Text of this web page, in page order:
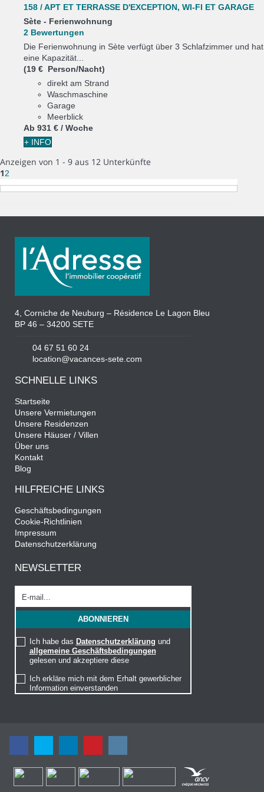
158 / APT ET TERRASSE D'EXCEPTION, WI-FI ET GARAGE
Sète - Ferienwohnung
2 Bewertungen
Die Ferienwohnung in Sète verfügt über 3 Schlafzimmer und hat
eine Kapazität...
(19 € Person/Nacht)
direkt am Strand
Waschmaschine
Garage
Meerblick
Ab 931 € / Woche
+ INFO
Anzeigen von 1 - 9 aus 12 Unterkünfte
12
4, Corniche de Neuburg – Résidence Le Lagon Bleu
BP 46 – 34200 SETE
04 67 51 60 24
location@vacances-sete.com
SCHNELLE LINKS
Startseite
Unsere Vermietungen
Unsere Residenzen
Unsere Häuser / Villen
Über uns
Kontakt
Blog
HILFREICHE LINKS
Geschäftsbedingungen
Cookie-Richtlinien
Impressum
Datenschutzerklärung
NEWSLETTER
Ich habe das Datenschutzerklärung und
allgemeine Geschäftsbedingungen
gelesen und akzeptiere diese
Ich erkläre mich mit dem Erhalt gewerblicher
Information einverstanden